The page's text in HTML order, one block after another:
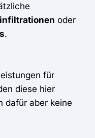
oder
.
für
diese hier
dafür aber keine